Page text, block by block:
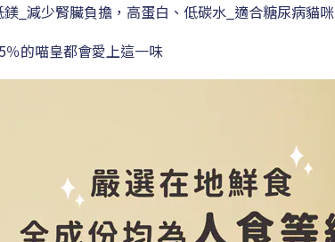
_減少腎臟負擔，高蛋白、低碳水_適合糖尿病貓咪
的喵皇都會愛上這一味